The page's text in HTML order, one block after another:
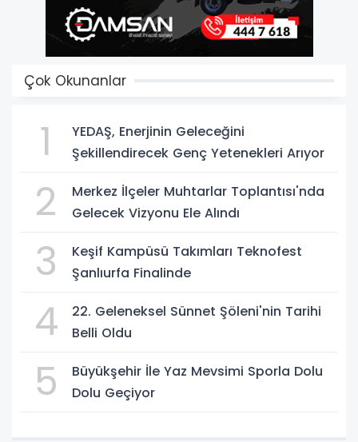
Çok Okunanlar
1
YEDAŞ, Enerjinin Geleceğini
Şekillendirecek Genç Yetenekleri Arıyor
2
Merkez İlçeler Muhtarlar Toplantısı'nda
Gelecek Vizyonu Ele Alındı
3
Keşif Kampüsü Takımları Teknofest
Şanlıurfa Finalinde
4
22. Geleneksel Sünnet Şöleni'nin Tarihi
Belli Oldu
5
Büyükşehir İle Yaz Mevsimi Sporla Dolu
Dolu Geçiyor